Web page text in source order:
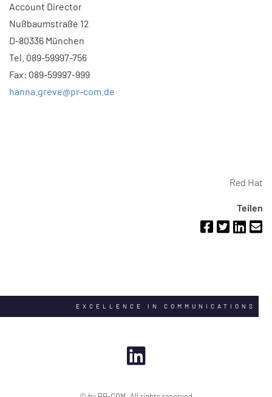
Account Director
Nußbaumstraße 12
D-80336 München
Tel. 089-59997-756
Fax: 089-59997-999
hanna.greve@pr-com.de
Red Hat
Teilen
EXCELLENCE IN COMMUNICATIONS